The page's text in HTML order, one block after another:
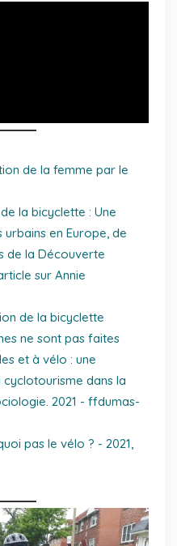
de la femme par le
la bicyclette : Une
en Europe, de
de la Découverte
sur Annie
de la bicyclette
ne sont pas faites
et à vélo : une
dans la
2021 - ffdumas-
pas le vélo ? - 2021,